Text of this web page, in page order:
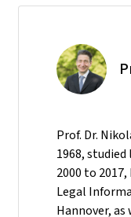
Prof. Dr.
1968, studied
2000 to
Legal
Hannover, as